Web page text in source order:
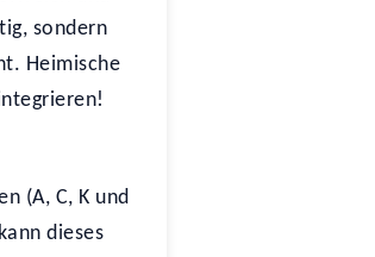
sondern
Heimische
(A, C, K und
dieses